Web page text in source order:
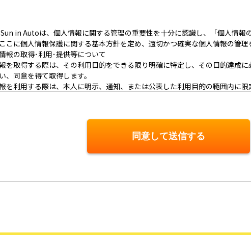
in Autoは、個人情報に関する管理の重要性を十分に認識し、「個人情報
こに個人情報保護に関する基本方針を定め、適切かつ確実な個人情報の管理
報の取得･利用･提供等について
を取得する際は、その利用目的をできる限り明確に特定し、その目的達成
、同意を得て取得します。
を利用する際は、本人に明示、通知、または公表した利用目的の範囲内に
の正確性およびその利用の安全性を確保するため、情報セキュリティ対策を始
正アクセス、個人情報の漏洩、滅失または毀損等の的確な防止とセキュリティ
人から自己情報の開示、訂正、削除、または利用もしくは提供の停止等を
関するお問い合わせ窓口
同意して送信する